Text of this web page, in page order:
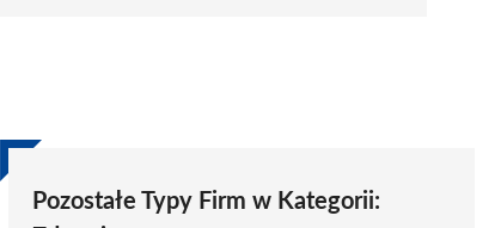
Pozostałe Typy Firm w Kategorii: